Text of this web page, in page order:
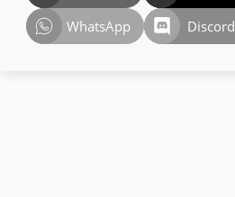
WhatsApp
Discord